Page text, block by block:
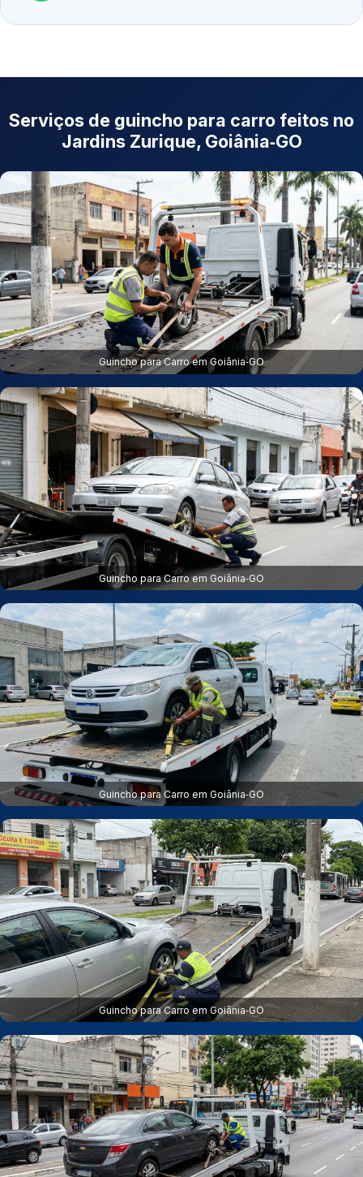
Serviços de guincho para carro feitos no
Jardins Zurique, Goiânia‑GO
Guincho para Carro em Goiânia‑GO
Guincho para Carro em Goiânia‑GO
Guincho para Carro em Goiânia‑GO
Guincho para Carro em Goiânia‑GO